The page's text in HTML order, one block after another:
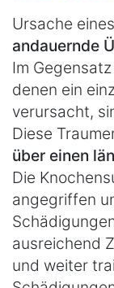
Ursache
andauernde
Im
denen ein
verursacht,
Diese
über einen
Die
angegriffen
ausreichend
und weiter